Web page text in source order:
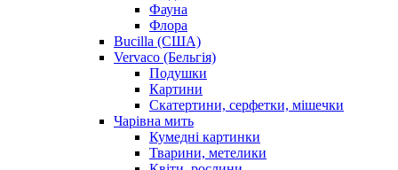
Фауна
Флора
Bucilla (США)
Vervaco (Бельгія)
Подушки
Картини
Скатертини, серфетки, мішечки
Чарiвна мить
Кумедні картинки
Тварини, метелики